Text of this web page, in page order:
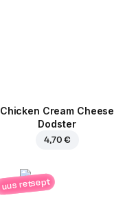
Chicken Cream Cheese
Dodster
4,70 €
uus retsept